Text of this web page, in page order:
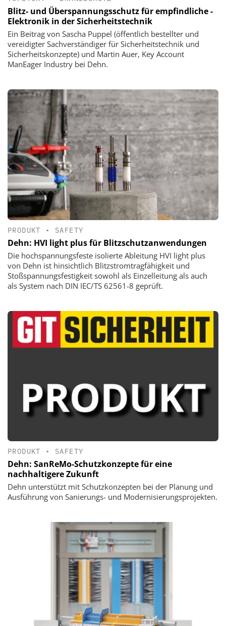
Blitz- und Überspannungsschutz für empfindliche ­
Elektronik in der Sicherheitstechnik
Ein Beitrag von Sascha Puppel (öffentlich bestellter und
vereidigter Sachverständiger für Sicherheitstechnik und
Sicherheitskonzepte) und Martin Auer, Key Account
ManEager Industry bei Dehn.
PRODUKT • SAFETY
Dehn: HVI light plus für Blitzschutzanwendungen
Die hochspannungsfeste isolierte Ableitung HVI light plus
von Dehn ist hinsichtlich Blitzstromtragfähigkeit und
Stoßspannungsfestigkeit sowohl als Einzelleitung als auch
als System nach DIN IEC/TS 62561-8 geprüft.
PRODUKT • SAFETY
Dehn: SanReMo-Schutzkonzepte für eine
nachhaltigere Zukunft
Dehn unterstützt mit Schutzkonzepten bei der Planung und
Ausführung von Sanierungs- und Modernisierungsprojekten.